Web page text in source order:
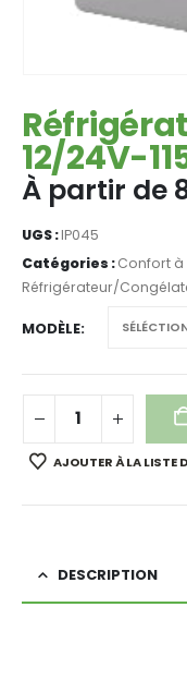
12/24V-
À partir de
UGS :IP045
Catégories :Confort
Réfrigérateur/
MODÈLE
AJOUTER À LA LISTE
DESCRIPTION